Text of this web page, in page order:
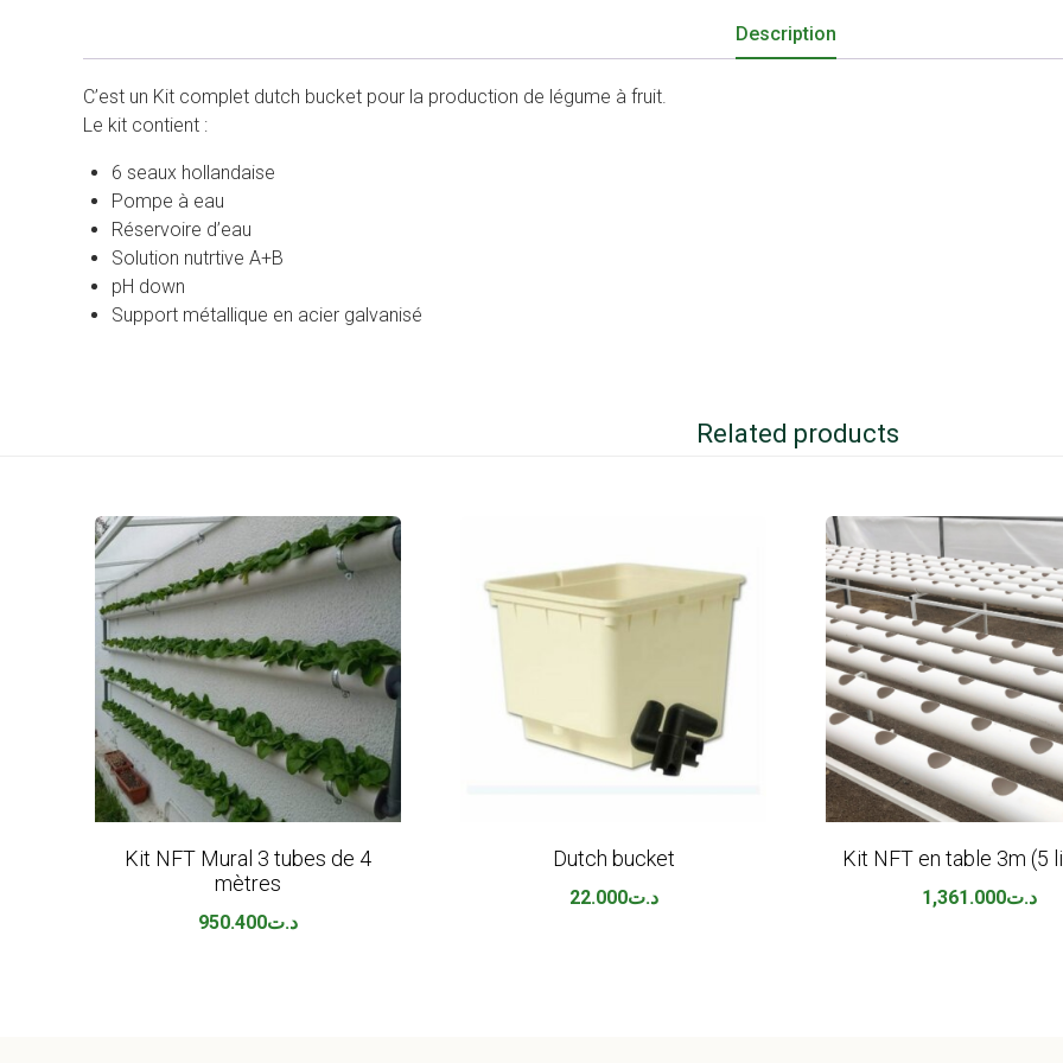
Description
C’est un Kit complet dutch bucket pour la production de légume à fruit.
Le kit contient :
6 seaux hollandaise
Pompe à eau
Réservoire d’eau
Solution nutrtive A+B
pH down
Support métallique en acier galvanisé
Related products
Kit NFT Mural 3 tubes de 4
mètres
د.ت950.400
Dutch bucket
د.ت22.000
Kit NFT en table 3m (5
د.ت1,361.000